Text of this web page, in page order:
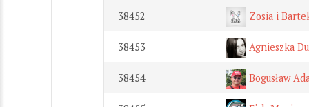
38452 Zosia i
38453 Agnieszka
38454 Bogusław